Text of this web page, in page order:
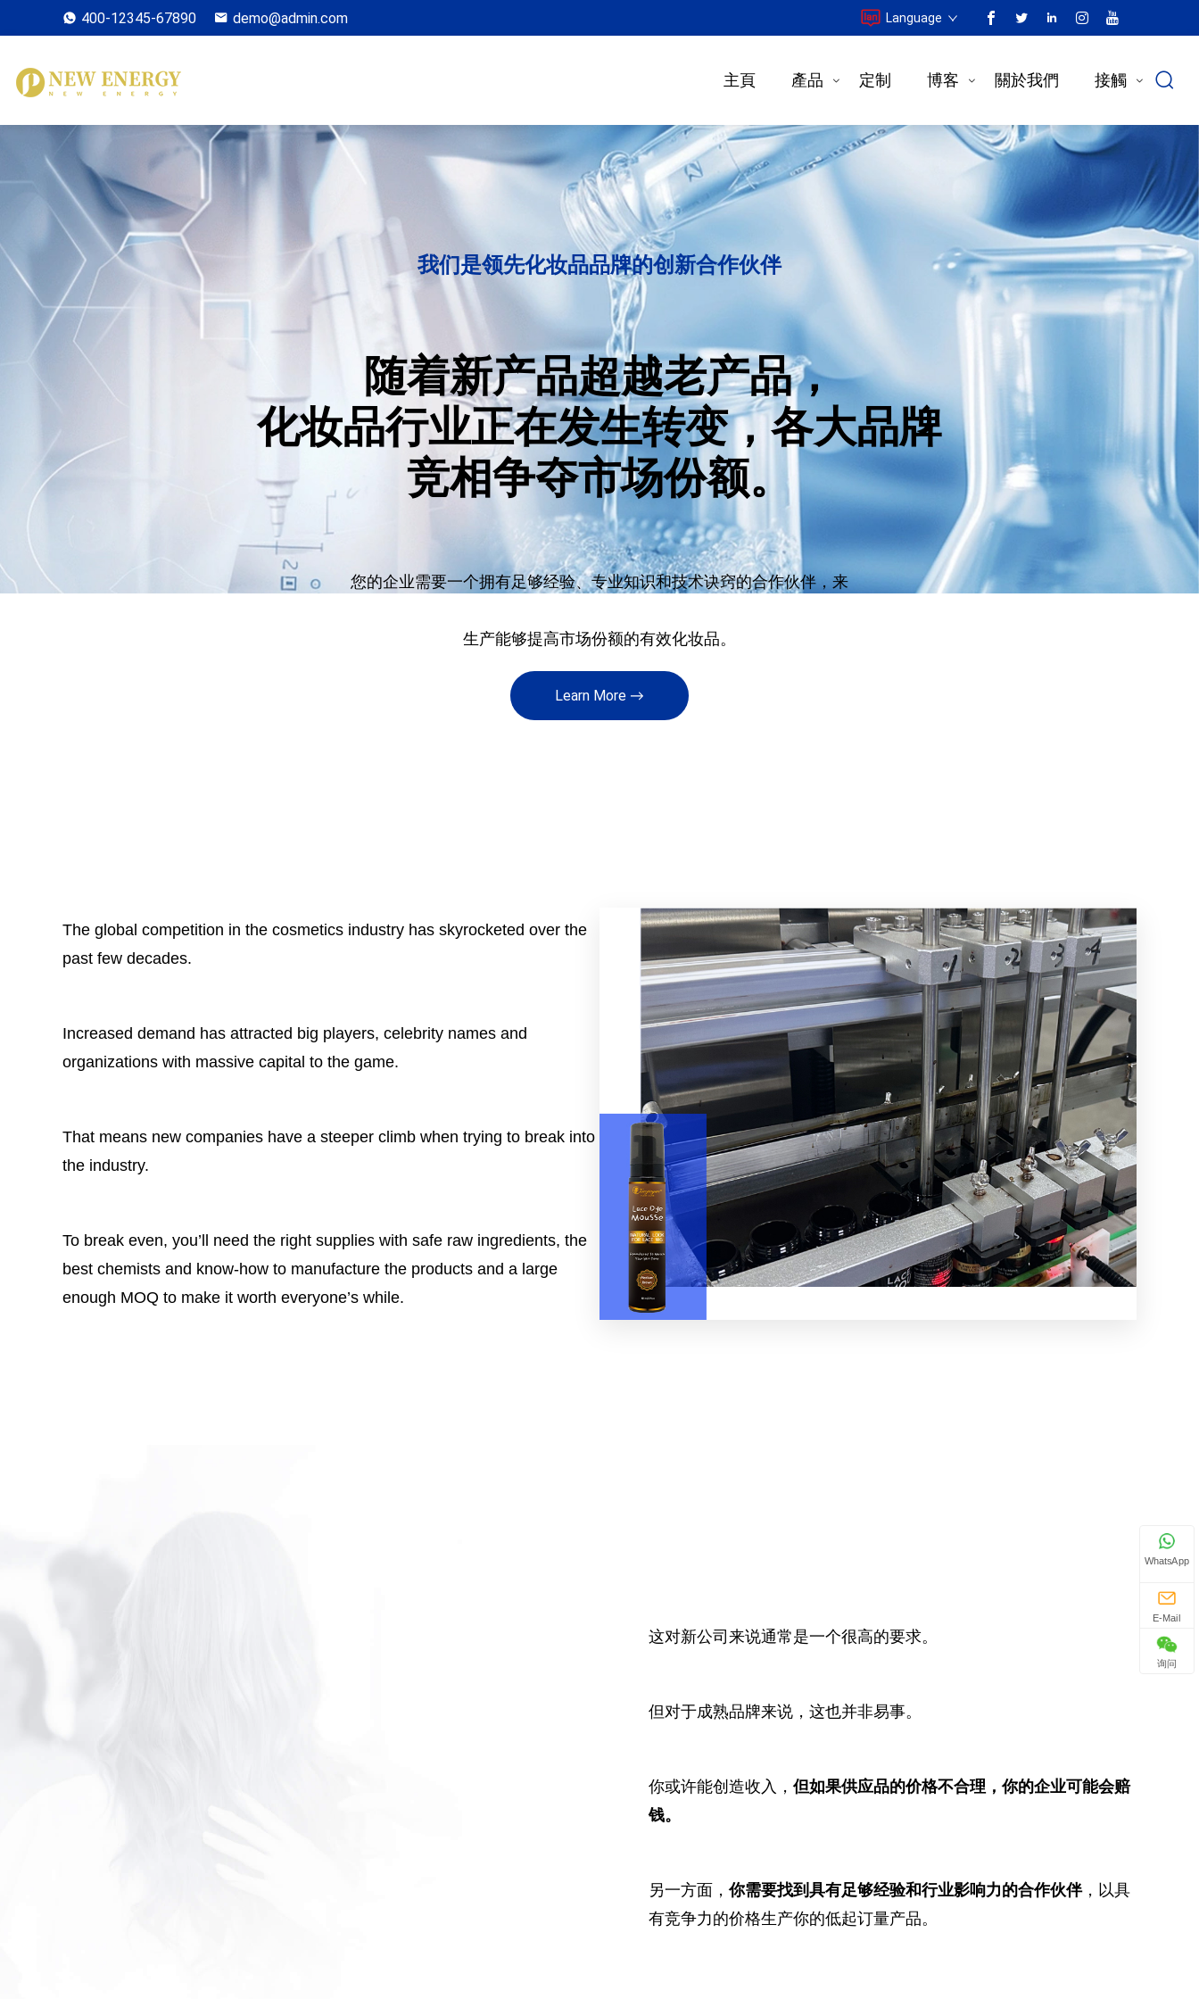
400-12345-67890 demo@admin.com Language
主頁 產品 定制 博客 關於我們 接觸
我们是领先化妆品品牌的创新合作伙伴
随着新产品超越老产品，
化妆品行业正在发生转变，各大品牌
竞相争夺市场份额。
您的企业需要一个拥有足够经验、专业知识和技术诀窍的合作伙伴，来
生产能够提高市场份额的有效化妆品。
Learn More →
The global competition in the cosmetics industry has skyrocketed over the
past few decades.
Increased demand has attracted big players, celebrity names and
organizations with massive capital to the game.
That means new companies have a steeper climb when trying to break into
the industry.
To break even, you’ll need the right supplies with safe raw ingredients, the
best chemists and know-how to manufacture the products and a large
enough MOQ to make it worth everyone’s while.
这对新公司来说通常是一个很高的要求。
但对于成熟品牌来说，这也并非易事。
你或许能创造收入， 但如果供应品的价格不合理，你的企业可能会赔
钱。
另一方面，你需要找到具有足够经验和行业影响力的合作伙伴，以具
有竞争力的价格生产你的低起订量产品。
WhatsApp
E-Mail
询问